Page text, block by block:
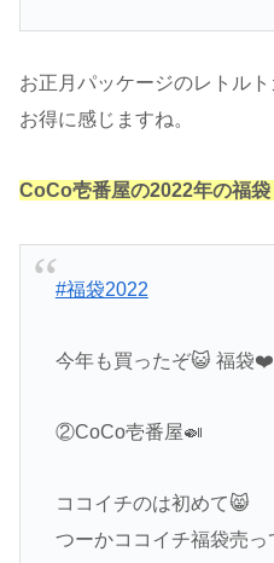
お正月パッケージのレトル
お得に感じますね。
CoCo壱番屋の2022年の福袋
#福袋2022
今年も買ったぞ😺 福袋❤️
②CoCo壱番屋🍛
ココイチのは初めて😸
つーかココイチ福袋売っ